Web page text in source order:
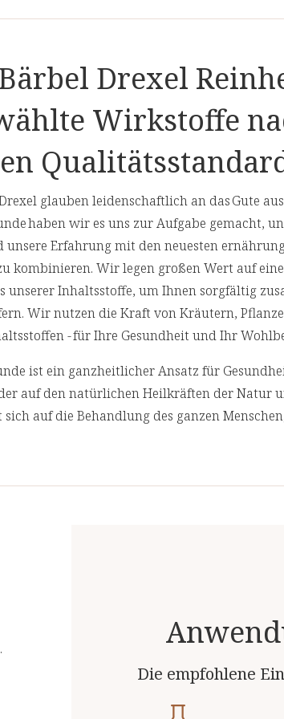
Milliliter
Drexel
Wirkstoffe
glauben leidenschaftlich an das Gute
haben wir es uns zur Aufgabe gemacht,
unsere Erfahrung mit den neuesten
kombinieren. Wir legen großen Wert auf
unserer Inhaltsstoffe, um Ihnen sorgfältig
Wir nutzen die Kraft von Kräutern,
- für Ihre Gesundheit und Ihr
ist ein ganzheitlicher Ansatz für
auf den natürlichen Heilkräften der Natur
auf die Behandlung des ganzen
Die empfohlene